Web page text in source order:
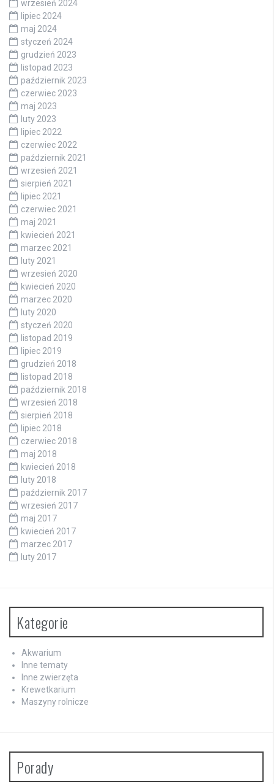
wrzesień 2024
lipiec 2024
maj 2024
styczeń 2024
grudzień 2023
listopad 2023
październik 2023
czerwiec 2023
maj 2023
luty 2023
lipiec 2022
czerwiec 2022
październik 2021
wrzesień 2021
sierpień 2021
lipiec 2021
czerwiec 2021
maj 2021
kwiecień 2021
marzec 2021
luty 2021
wrzesień 2020
kwiecień 2020
marzec 2020
luty 2020
styczeń 2020
listopad 2019
lipiec 2019
grudzień 2018
listopad 2018
październik 2018
wrzesień 2018
sierpień 2018
lipiec 2018
czerwiec 2018
maj 2018
kwiecień 2018
luty 2018
październik 2017
wrzesień 2017
maj 2017
kwiecień 2017
marzec 2017
luty 2017
Kategorie
Akwarium
Inne tematy
Inne zwierzęta
Krewetkarium
Maszyny rolnicze
Porady